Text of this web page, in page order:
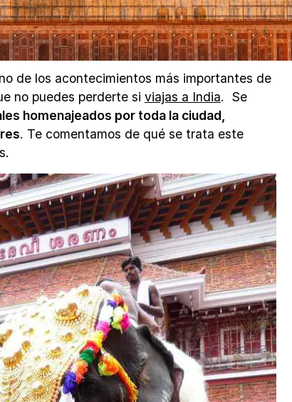
de los acontecimientos más importantes de
no puedes perderte si viajas a India. Se
homenajeados por toda la ciudad,
. Te comentamos de qué se trata este